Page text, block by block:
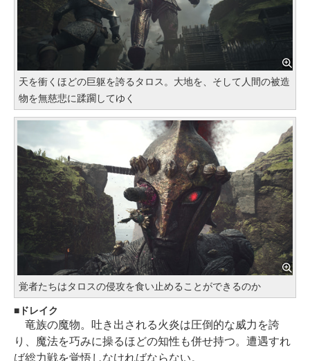
天を衝くほどの巨躯を誇るタロス。大地を、そして人間の被造
物を無慈悲に蹂躙してゆく
覚者たちはタロスの侵攻を食い止めることができるのか
ドレイク
竜族の魔物。吐き出される火炎は圧倒的な威力を誇
り、魔法を巧みに操るほどの知性も併せ持つ。遭遇すれ
ば総力戦を覚悟しなければならない。